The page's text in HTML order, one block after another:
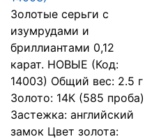
Золотые серьги с
изумрудами и
бриллиантами 0,12
карат. НОВЫЕ (Код:
14003) Общий вес: 2.5 г
Золото: 14К (585 проба)
Застежка: английский
замок Цвет золота: